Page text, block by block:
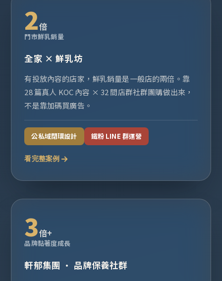
2倍
門市鮮乳銷量
全家 × 鮮乳坊
有投放內容的店家，鮮乳銷量是一般店的兩倍。靠
28 篇真人 KOC 內容 × 32 間店群社群團購做出來，
不是靠加碼買廣告。
公私域閉環設計 鐵粉 LINE 群運營
看完整案例
3倍+
品牌黏著度成長
軒郁集團 · 品牌保養社群